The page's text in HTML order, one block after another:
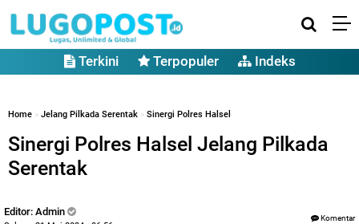
Terkini Terpopuler Indeks
Home » Jelang Pilkada Serentak » Sinergi Polres Halsel
Sinergi Polres Halsel Jelang Pilkada
Serentak
Editor: Admin
Komentar